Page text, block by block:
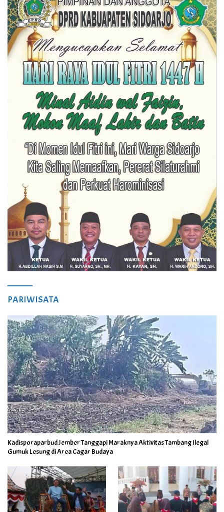
PARIWISATA
Kadisporaparbud Jember Tanggapi Maraknya Aktivitas Tambang Ilegal
Gumuk Lesung di Area Cagar Budaya